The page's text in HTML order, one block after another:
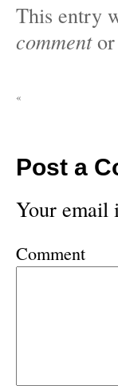
This entry
commentor
«
Post a
Your email
Comment